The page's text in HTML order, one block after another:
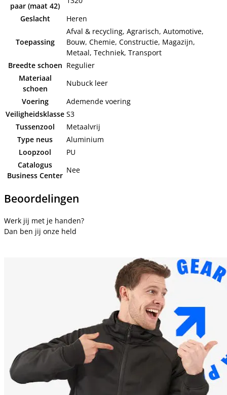
paar (maat 42)
Geslacht
Heren
Toepassing
Afval & recycling, Agrarisch, Automotive,
Bouw, Chemie, Constructie, Magazijn,
Metaal, Techniek, Transport
Breedte schoen Regulier
Materiaal
schoen
Nubuck leer
Voering
Ademende voering
Veiligheidsklasse S3
Tussenzool
Metaalvrij
Type neus
Aluminium
Loopzool
PU
Catalogus
Business Center
Nee
Beoordelingen
Werk jij met je handen?
Dan ben jij onze held